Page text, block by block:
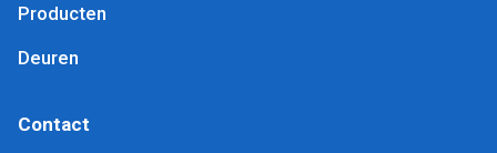
Producten
Deuren
Contact